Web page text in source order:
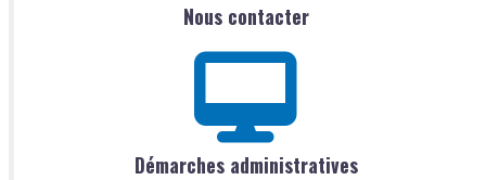
Nous contacter
Démarches administratives